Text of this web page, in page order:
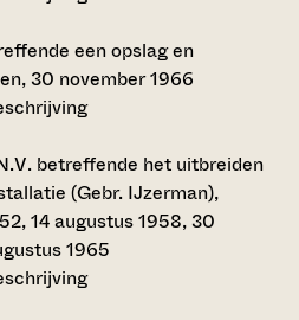
een opslag en
30 november 1966
betreffende het uitbreiden
(Gebr. IJzerman),
14 augustus 1958, 30
1965